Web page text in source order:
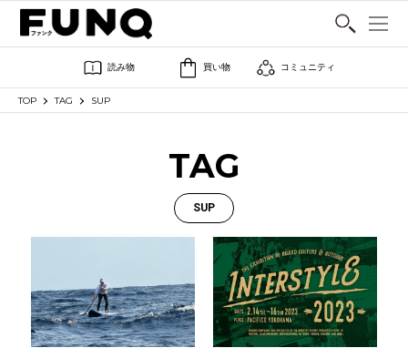
SHARE
読み物 買い物 コミュニティ
TOP TAG SUP
TAG
SUP